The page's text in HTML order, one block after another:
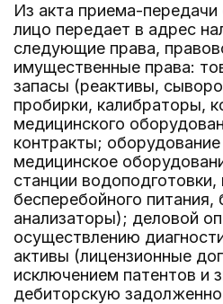
Из акта приема-передачи
лицо передает в адрес
следующие права,
имущественные права:
запасы (реактивы,
пробирки, калибраторы,
медицинского
контракты;
медицинское
станции водоподготовки,
бесперебойного питания,
анализаторы); деловой
осуществлению
активы (лицензионные
исключением патентов и
дебиторскую